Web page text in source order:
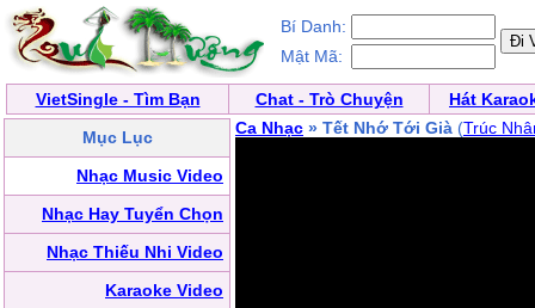
Bí Danh:
Mật Mã:
VietSingle - Tìm Bạn Chat - Trò Chuyện
Hát
Mục Lục
Nhạc Music Video
Nhạc Hay Tuyển Chọn
Nhạc Thiếu Nhi Video
Karaoke Video
Ca Nhạc » Tết Nhớ Tới Già (Trúc